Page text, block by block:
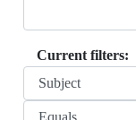
Current filters: